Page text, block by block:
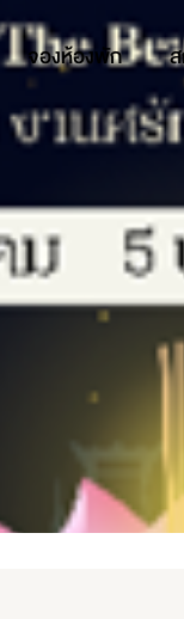
จองห้องพัก